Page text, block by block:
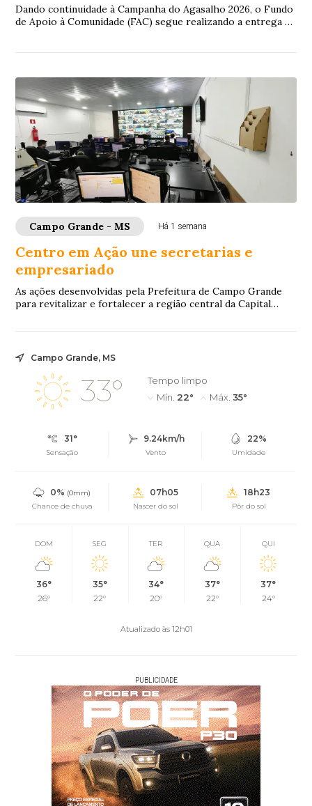
Dando continuidade à Campanha do Agasalho 2026, o Fundo
de Apoio à Comunidade (FAC) segue realizando a entrega de
Campo Grande - MS Há 1 semana
Centro em Ação une secretarias e
empresariado
As ações desenvolvidas pela Prefeitura de Campo Grande
para revitalizar e fortalecer a região central da Capital
Campo Grande, MS
33°
Tempo limpo
Mín. 22° Máx. 35°
31°
Sensação
9.24km/h
Vento
22%
Umidade
0% (0mm)
Chance de chuva
07h05
Nascer do sol
18h23
Pôr do sol
DOM
36°
26°
SEG
35°
22°
TER
34°
20°
QUA
37°
22°
QUI
37°
24°
Atualizado às 12h01
PUBLICIDADE